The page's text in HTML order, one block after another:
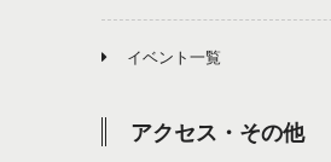
イベント一覧
アクセス・その他